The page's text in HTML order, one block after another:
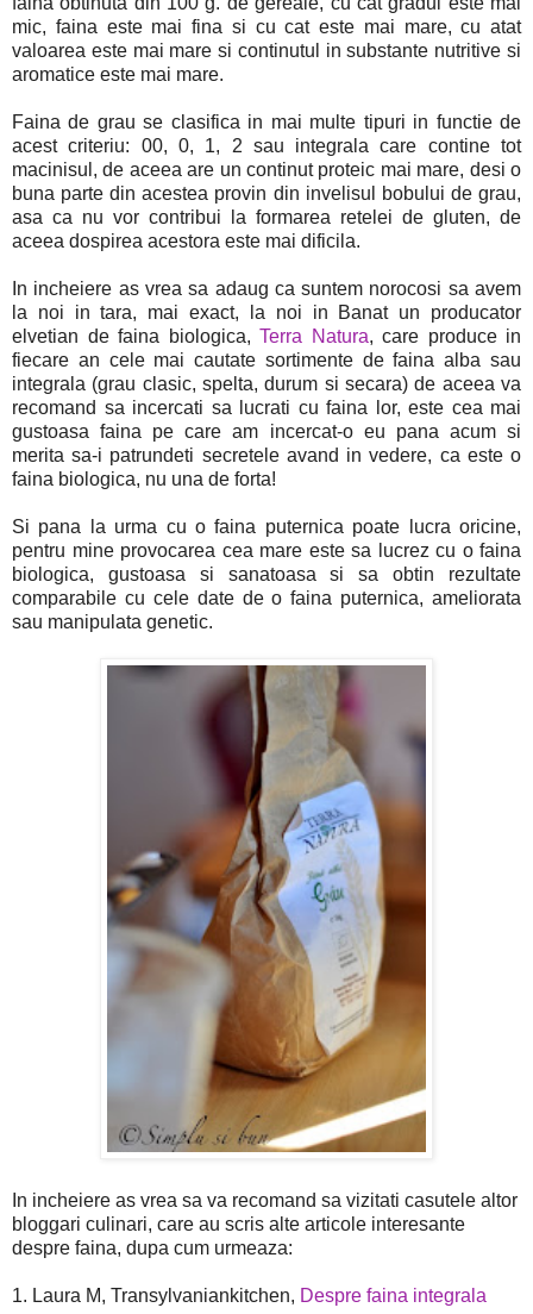
mic, faina este mai fina si cu cat este mai mare, cu atat
valoarea este mai mare si continutul in substante nutritive si
aromatice este mai mare.
Faina de grau se clasifica in mai multe tipuri in functie de
acest criteriu: 00, 0, 1, 2 sau integrala care contine tot
macinisul, de aceea are un continut proteic mai mare, desi o
buna parte din acestea provin din invelisul bobului de grau,
asa ca nu vor contribui la formarea retelei de gluten, de
aceea dospirea acestora este mai dificila.
In incheiere as vrea sa adaug ca suntem norocosi sa avem
la noi in tara, mai exact, la noi in Banat un producator
elvetian de faina biologica, Terra Natura, care produce in
fiecare an cele mai cautate sortimente de faina alba sau
integrala (grau clasic, spelta, durum si secara) de aceea va
recomand sa incercati sa lucrati cu faina lor, este cea mai
gustoasa faina pe care am incercat-o eu pana acum si
merita sa-i patrundeti secretele avand in vedere, ca este o
faina biologica, nu una de forta!
Si pana la urma cu o faina puternica poate lucra oricine,
pentru mine provocarea cea mare este sa lucrez cu o faina
biologica, gustoasa si sanatoasa si sa obtin rezultate
comparabile cu cele date de o faina puternica, ameliorata
sau manipulata genetic.
In incheiere as vrea sa va recomand sa vizitati casutele altor
bloggari culinari, care au scris alte articole interesante
despre faina, dupa cum urmeaza:
1. Laura M, Transylvaniankitchen, Despre faina integrala